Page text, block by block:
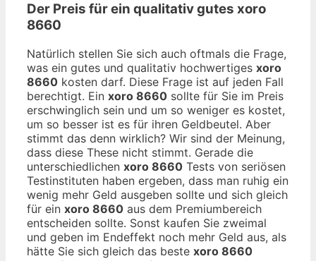
Der Preis für ein qualitativ gutes xoro
8660
Natürlich stellen Sie sich auch oftmals die Frage,
was ein gutes und qualitativ hochwertiges xoro
8660 kosten darf. Diese Frage ist auf jeden Fall
berechtigt. Ein xoro 8660 sollte für Sie im Preis
erschwinglich sein und um so weniger es kostet,
um so besser ist es für ihren Geldbeutel. Aber
stimmt das denn wirklich? Wir sind der Meinung,
dass diese These nicht stimmt. Gerade die
unterschiedlichen xoro 8660 Tests von seriösen
Testinstituten haben ergeben, dass man ruhig ein
wenig mehr Geld ausgeben sollte und sich gleich
für ein xoro 8660 aus dem Premiumbereich
entscheiden sollte. Sonst kaufen Sie zweimal
und geben im Endeffekt noch mehr Geld aus, als
hätte Sie sich gleich das beste xoro 8660